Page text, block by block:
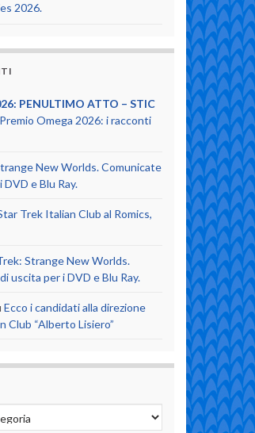
2026.
PENULTIMO ATTO – STIC
Premio Omega 2026: i racconti
New Worlds. Comunicate
e Blu Ray.
Trek Italian Club al Romics,
Strange New Worlds.
uscita per i DVD e Blu Ray.
Ecco i candidati alla direzione
Club “Alberto Lisiero”